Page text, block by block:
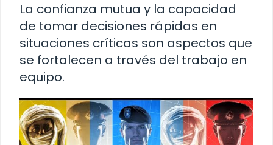
La confianza mutua y la capacidad
de tomar decisiones rápidas en
situaciones críticas son aspectos que
se fortalecen a través del trabajo en
equipo.